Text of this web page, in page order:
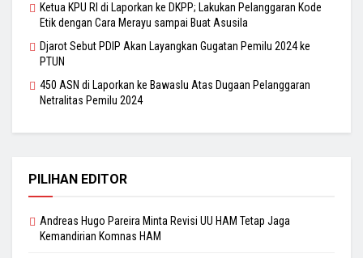
Ketua KPU RI di Laporkan ke DKPP; Lakukan Pelanggaran Kode
Etik dengan Cara Merayu sampai Buat Asusila
Djarot Sebut PDIP Akan Layangkan Gugatan Pemilu 2024 ke
PTUN
450 ASN di Laporkan ke Bawaslu Atas Dugaan Pelanggaran
Netralitas Pemilu 2024
PILIHAN EDITOR
Andreas Hugo Pareira Minta Revisi UU HAM Tetap Jaga
Kemandirian Komnas HAM